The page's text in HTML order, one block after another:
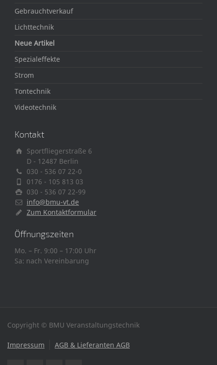
Gebrauchtverkauf
Lichttechnik
Neue Artikel
Spezialeffekte
Strom
Tontechnik
Videotechnik
Kontakt
Sportfliegerstraße 6
D - 12487 Berlin
030 - 536 07 22-0
0176 - 105 813 03
030 - 536 07 22-99
info@bmu-vt.de
Zum Kontaktformular
Öffnungszeiten
Mo. – Fr. 9:00 – 17:00 Uhr
Sa: nach Vereinbarung
Copyright © BMU Veranstaltungstechnik
Impressum AGB & Lieferanten AGB